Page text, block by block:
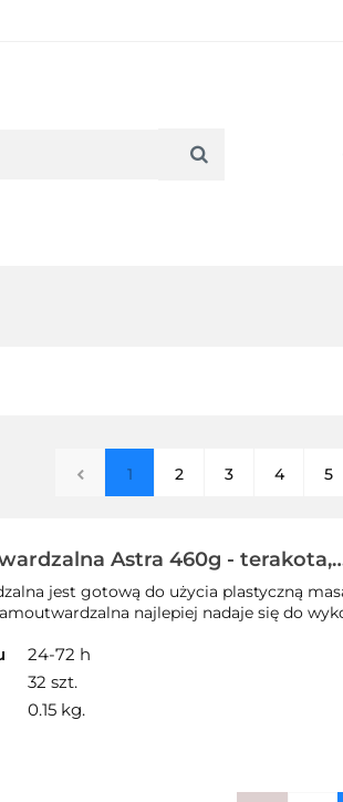
1 2 3 4 5
Astra 460g - terakota,
jest gotową do użycia plastyczną
najlepiej nadaje się do
24-72 h
32 szt.
0.15 kg.